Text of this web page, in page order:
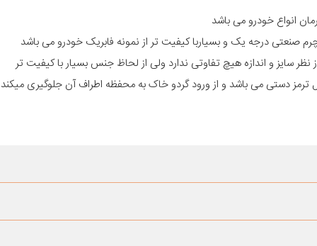
صنعتی درجه یک و بسیاربا کیفیت تر از نمونه فابریک خودرو می باشد
نظر سایز و اندازه هیچ تفاوتی ندارد ولی از لحاظ جنس بسیار با کیفیت تر
دستی می باشد و از ورود گردو خاک به محفظه اطراف آن جلوگیری میکند